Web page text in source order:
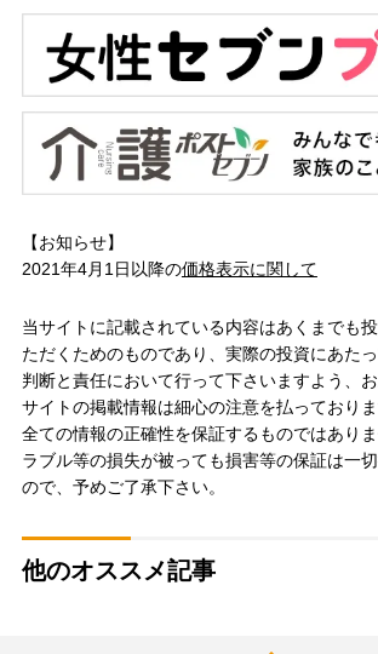
【お知らせ】
2021年4月1日以降の価格表示に関して
当サイトに記載されている内容はあくまでも
ただくためのものであり、実際の投資にあた
判断と責任において行って下さいますよう、
サイトの掲載情報は細心の注意を払っており
全ての情報の正確性を保証するものではあり
ラブル等の損失が被っても損害等の保証は一
ので、予めご了承下さい。
他のオススメ記事